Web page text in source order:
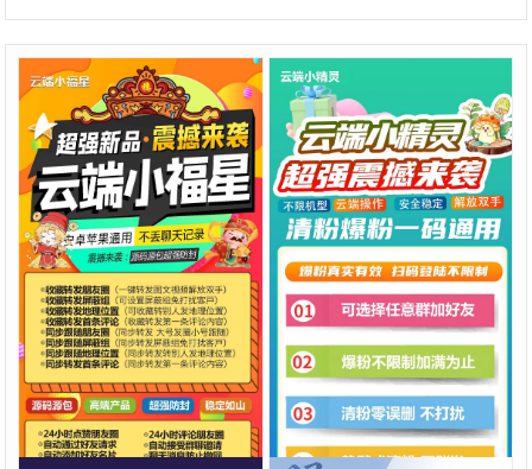
云端小福星可清粉，不丢聊天
记录
出卡码
正版授权
清粉系列
【云端小精灵官网】大精灵云
端爆粉清粉周卡激活码商城
¥8.88.00 正版授权
清粉系列